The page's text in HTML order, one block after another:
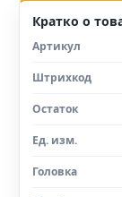
Кратко о
Артикул
Штрихкод
Остаток
Ед. изм.
Головка